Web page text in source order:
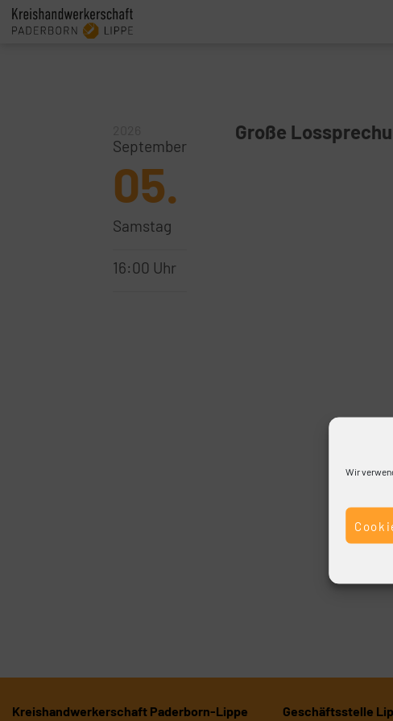
Wir
September
05.
Samstag
16:00 Uhr
Große
Kreishandwerkerschaft Paderborn-Lippe Geschäftsstelle